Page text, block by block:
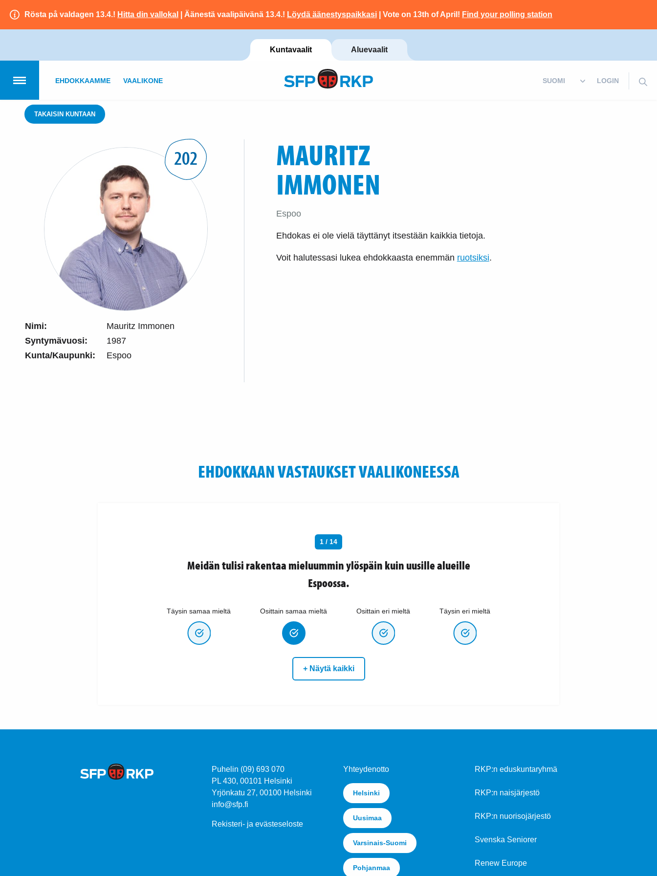
Rösta på valdagen 13.4.! Hitta din vallokal | Äänestä vaalipäivänä 13.4.! Löydä äänestyspaikkasi | Vote on 13th of April! Find your polling station
Kuntavaalit Aluevaalit
LOGIN
EHDOKKAAMME VAALIKONE
TAKAISIN KUNTAAN
202
Nimi:
Mauritz Immonen
Syntymävuosi:
1987
Kunta/Kaupunki:
Espoo
MAURITZ
IMMONEN
Espoo
Ehdokas ei ole vielä täyttänyt itsestään kaikkia tietoja.
Voit halutessasi lukea ehdokkaasta enemmän ruotsiksi.
EHDOKKAAN VASTAUKSET VAALIKONEESSA
1 / 14
Meidän tulisi rakentaa mieluummin ylöspäin kuin uusille alueille
Espoossa.
Täysin samaa mieltä Osittain samaa mieltä Osittain eri mieltä Täysin eri mieltä
+ Näytä kaikki
Puhelin (09) 693 070
PL 430, 00101 Helsinki
Yrjönkatu 27, 00100 Helsinki
info@sfp.fi
Rekisteri- ja evästeseloste
Yhteydenotto
Helsinki
Uusimaa
Varsinais-Suomi
Pohjanmaa
RKP:n eduskuntaryhmä
RKP:n naisjärjestö
RKP:n nuorisojärjestö
Svenska Seniorer
Renew Europe